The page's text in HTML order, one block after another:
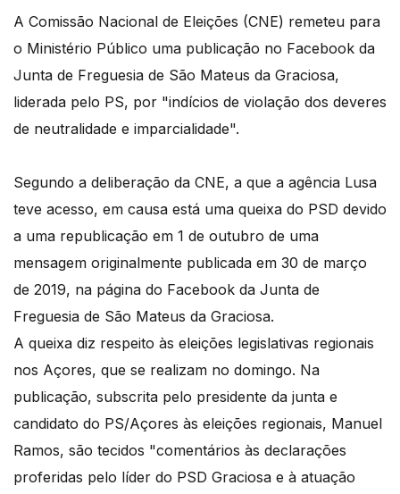
A Comissão Nacional de Eleições (CNE) remeteu para
o Ministério Público uma publicação no Facebook da
Junta de Freguesia de São Mateus da Graciosa,
liderada pelo PS, por "indícios de violação dos deveres
de neutralidade e imparcialidade".
Segundo a deliberação da CNE, a que a agência Lusa
teve acesso, em causa está uma queixa do PSD devido
a uma republicação em 1 de outubro de uma
mensagem originalmente publicada em 30 de março
de 2019, na página do Facebook da Junta de
Freguesia de São Mateus da Graciosa.
A queixa diz respeito às eleições legislativas regionais
nos Açores, que se realizam no domingo. Na
publicação, subscrita pelo presidente da junta e
candidato do PS/Açores às eleições regionais, Manuel
Ramos, são tecidos "comentários às declarações
proferidas pelo líder do PSD Graciosa e à atuação